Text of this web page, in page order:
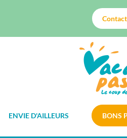
ENVIE D'AILLEURS BONS